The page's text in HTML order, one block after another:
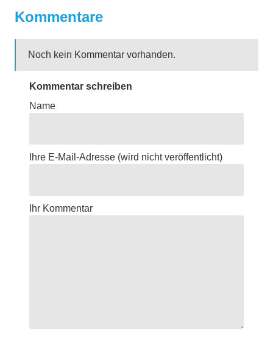
Kommentare
Noch kein Kommentar vorhanden.
Kommentar schreiben
Name
Ihre E-Mail-Adresse (wird nicht veröffentlicht)
Ihr Kommentar